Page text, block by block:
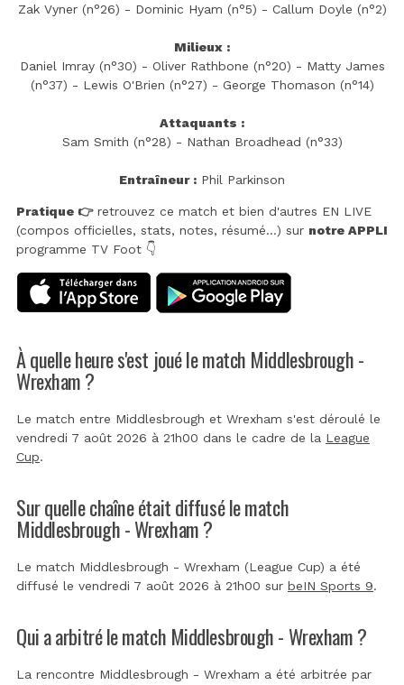
Zak Vyner (n°26) - Dominic Hyam (n°5) - Callum Doyle (n°2)
Milieux :
Daniel Imray (n°30) - Oliver Rathbone (n°20) - Matty James
(n°37) - Lewis O'Brien (n°27) - George Thomason (n°14)
Attaquants :
Sam Smith (n°28) - Nathan Broadhead (n°33)
Entraîneur : Phil Parkinson
Pratique 👉retrouvez ce match et bien d'autres EN LIVE
(compos officielles, stats, notes, résumé...) sur notre APPLI
programme TV Foot 👇
À quelle heure s'est joué le match Middlesbrough -
Wrexham ?
Le match entre Middlesbrough et Wrexham s'est déroulé le
vendredi 7 août 2026 à 21h00 dans le cadre de la League
Cup.
Sur quelle chaîne était diffusé le match
Middlesbrough - Wrexham ?
Le match Middlesbrough - Wrexham (League Cup) a été
diffusé le vendredi 7 août 2026 à 21h00 sur beIN Sports 9.
Qui a arbitré le match Middlesbrough - Wrexham ?
La rencontre Middlesbrough - Wrexham a été arbitrée par